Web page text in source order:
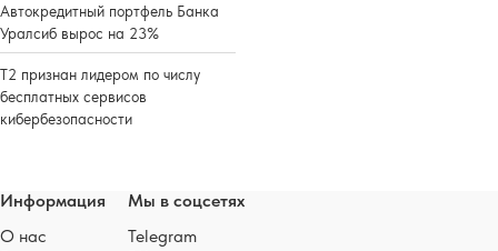
Автокредитный портфель Банка
Уралсиб вырос на 23%
Т2 признан лидером по числу
бесплатных сервисов
кибербезопасности
Информация
О нас
Мы в соцсетях
Telegram